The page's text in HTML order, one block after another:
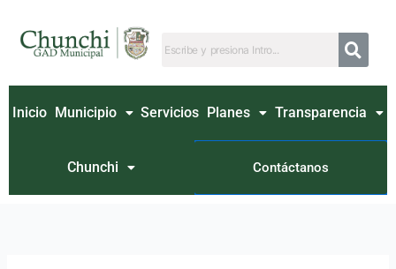
contenido
Inicio Municipio Servicios Planes Transparencia
Chunchi Contáctanos